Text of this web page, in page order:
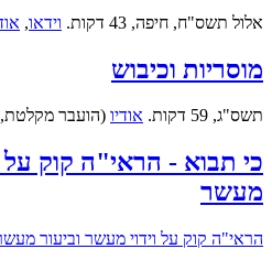
אלול תשס"ח, חיפה, 43 דקות. וידאו,
מוסריות וכיבוש
תשס"ג, 59 דקות. אודיו (הועבר מקלטת, MP3, 21MB).
כי תבוא - הראי"ה קוק על
מעשר
הראי"ה קוק על וידוי מעשר וביעור